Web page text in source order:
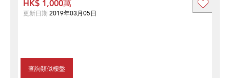
查詢類似樓盤
HK$ 1,000萬
更新日期 2019年03月05日